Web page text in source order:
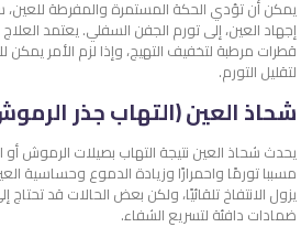
يمكن أن تؤدي الحكة المستمرة والمفرطة للعين،
إجهاد العين، إلى تورم الجفن السفلي. يعتمد
قطرات مرطبة لتخفيف التهيج، وإذا لزم الأمر
لتقليل التورم.
شحاذ العين (التهاب جذر
يحدث شحاذ العين نتيجة التهاب بصيلات الرموش أو
مسببا تورمًا واحمرارًا وزيادة الدموع وحساسية
يزول الانتفاخ تلقائيًا، ولكن بعض الحالات قد
ضمادات دافئة لتسريع الشفاء.